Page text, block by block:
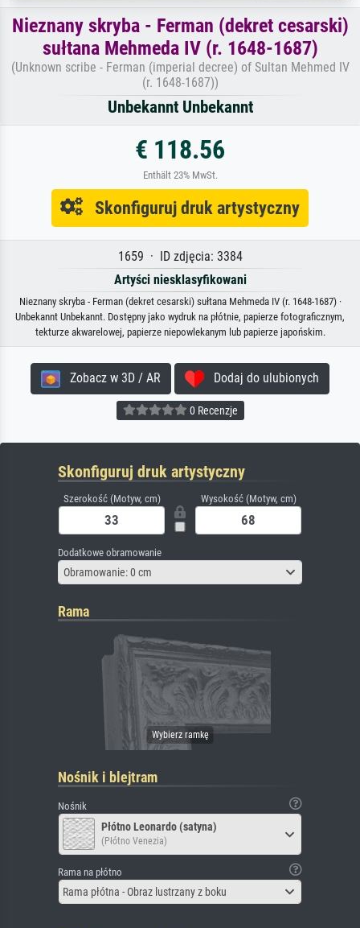
Nieznany skryba - Ferman (dekret cesarski)
sułtana Mehmeda IV (r. 1648-1687)
(Unknown scribe - Ferman (imperial decree) of Sultan Mehmed IV
(r. 1648-1687))
Unbekannt Unbekannt
€ 118.56
Enthält 23% MwSt.
Skonfiguruj druk artystyczny
1659 · ID zdjęcia: 3384
Artyści niesklasyfikowani
Nieznany skryba - Ferman (dekret cesarski) sułtana Mehmeda IV (r. 1648-1687) ·
Unbekannt Unbekannt. Dostępny jako wydruk na płótnie, papierze fotograficznym,
tekturze akwarelowej, papierze niepowlekanym lub papierze japońskim.
Zobacz w 3D / AR Dodaj do ulubionych
0 Recenzje
Skonfiguruj druk artystyczny
Szerokość (Motyw, cm) Wysokość (Motyw, cm)
Dodatkowe obramowanie
Obramowanie: 0 cm
Rama
Nośnik i blejtram
Nośnik
Płótno Leonardo (satyna)
(Płótno Venezia)
Rama na płótno
Rama płótna - Obraz lustrzany z boku